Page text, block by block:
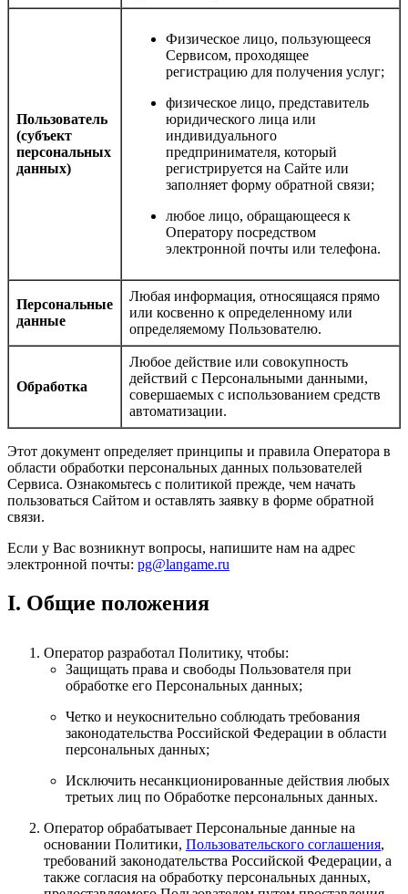
Пользователь
(субъект
персональных
данных)
Физическое лицо, пользующееся
Сервисом, проходящее
регистрацию для получения услуг;
физическое лицо, представитель
юридического лица или
индивидуального
предпринимателя, который
регистрируется на Сайте или
заполняет форму обратной связи;
любое лицо, обращающееся к
Оператору посредством
электронной почты или телефона.
Персональные
данные
Любая информация, относящаяся прямо
или косвенно к определенному или
определяемому Пользователю.
Обработка
Любое действие или совокупность
действий с Персональными данными,
совершаемых с использованием средств
автоматизации.
Этот документ определяет принципы и правила Оператора в
области обработки персональных данных пользователей
Сервиса. Ознакомьтесь с политикой прежде, чем начать
пользоваться Сайтом и оставлять заявку в форме обратной
связи.
Если у Вас возникнут вопросы, напишите нам на адрес
электронной почты: pg@langame.ru
I. Общие положения
Оператор разработал Политику, чтобы:
Защищать права и свободы Пользователя при
обработке его Персональных данных;
Четко и неукоснительно соблюдать требования
законодательства Российской Федерации в области
персональных данных;
Исключить несанкционированные действия любых
третьих лиц по Обработке персональных данных.
Оператор обрабатывает Персональные данные на
основании Политики, Пользовательского соглашения,
требований законодательства Российской Федерации, а
также согласия на обработку персональных данных,